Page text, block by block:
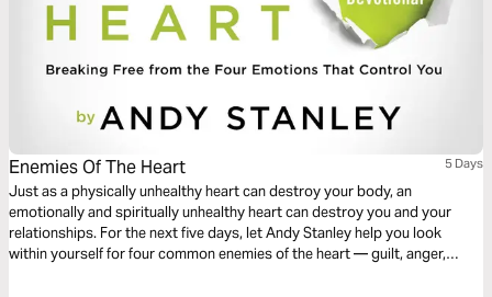
Enemies Of The Heart 5 Days
Just as a physically unhealthy heart can destroy your body, an
emotionally and spiritually unhealthy heart can destroy you and your
relationships. For the next five days, let Andy Stanley help you look
within yourself for four common enemies of the heart — guilt, anger,